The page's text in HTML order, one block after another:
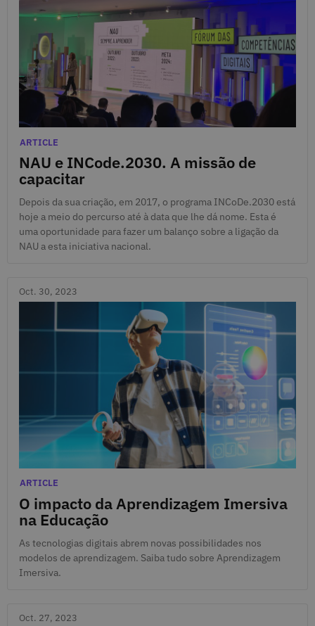
NAU e INCode.2030. A missão de
capacitar
Nov. 15, 2023
Categories
ARTICLE
Depois da sua criação, em 2017, o programa INCoDe.2030 está
hoje a meio do percurso até à data que lhe dá nome. Esta é
uma oportunidade para fazer um balanço sobre a ligação da
NAU a esta iniciativa nacional.
Oct. 30, 2023
O impacto da Aprendizagem Imersiva
na Educação
Oct. 30, 2023
Categories
ARTICLE
As tecnologias digitais abrem novas possibilidades nos
modelos de aprendizagem. Saiba tudo sobre Aprendizagem
Imersiva.
Oct. 27, 2023